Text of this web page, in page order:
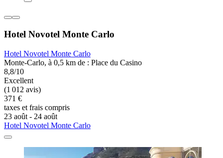
Hotel Novotel Monte Carlo
Hotel Novotel Monte Carlo
Monte-Carlo, à 0,5 km de : Place du Casino
8,8/10
Excellent
(1 012 avis)
371 €
taxes et frais compris
23 août - 24 août
Hotel Novotel Monte Carlo